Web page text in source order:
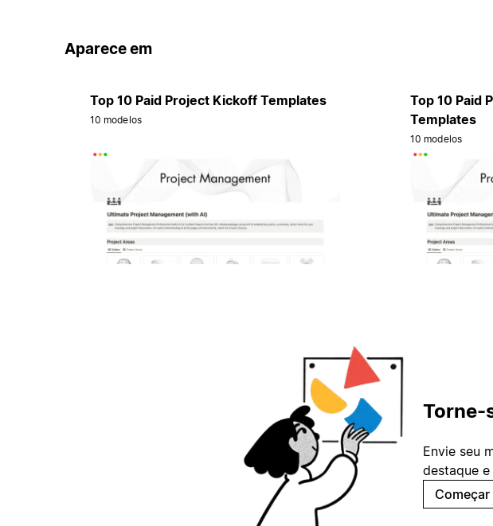
Aparece em
Top 10 Paid Project Kickoff Templates
10 modelos
Top 10 Paid
Templates
10 modelos
Torne-
Envie seu
destaque
Começar